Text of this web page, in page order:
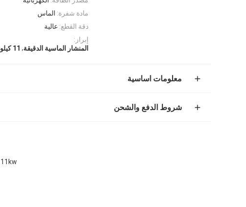
مادة شفرة: الماس
دقة القطع: عالية
إبراز:
المنشار الماسية الدقيقة, 11 كيلوواط من المنشار الماسية
معلومات اساسية
شروط الدفع والشحن
11kw المحرك الرئيسي السلكية الماسية الماسية للقطع الدقيق والدقيق